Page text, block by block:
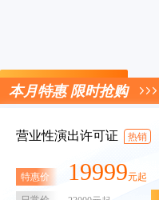
立即咨询
本月特惠 限时抢购
营业性演出许可证 热销
特惠价 19999元起